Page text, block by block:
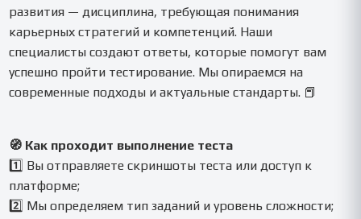
развития — дисциплина, требующая понимания
карьерных стратегий и компетенций. Наши
специалисты создают ответы, которые помогут вам
успешно пройти тестирование. Мы опираемся на
современные подходы и актуальные стандарты. 📕
🧭 Как проходит выполнение теста
1️⃣ Вы отправляете скриншоты теста или доступ к
платформе;
2️⃣ Мы определяем тип заданий и уровень сложности;